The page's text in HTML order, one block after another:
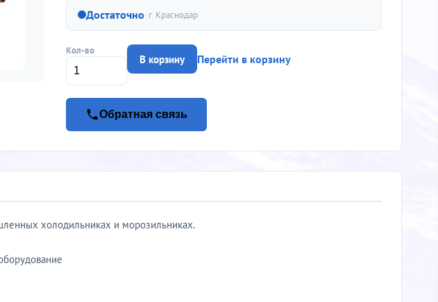
Достаточно· г. Краснодар
Кол-во
В корзину Перейти в корзину
Обратная связь
холодильниках и морозильниках.